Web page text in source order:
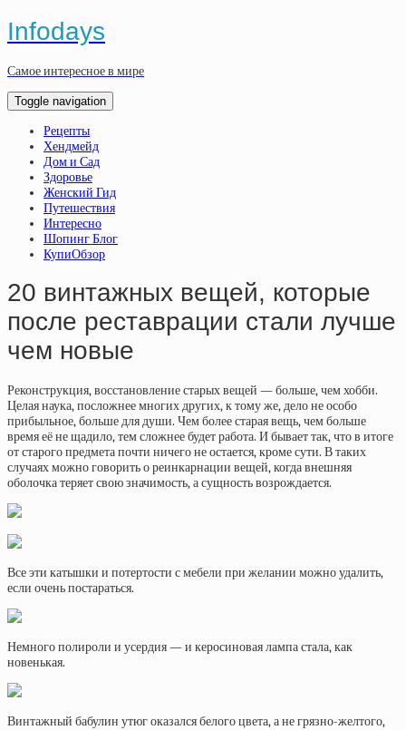
Infodays
Самое интересное в мире
Toggle navigation
Рецепты
Хендмейд
Дом и Сад
Здоровье
Женский Гид
Путешествия
Интересно
Шопинг Блог
КупиОбзор
20 винтажных вещей, которые
после реставрации стали лучше
чем новые
Реконструкция, восстановление старых вещей — больше, чем хобби.
Целая наука, посложнее многих других, к тому же, дело не особо
прибыльное, больше для души. Чем более старая вещь, чем больше
время её не щадило, тем сложнее будет работа. И бывает так, что в итоге
от старого предмета почти ничего не остается, кроме сути. В таких
случаях можно говорить о реинкарнации вещей, когда внешняя
оболочка теряет свою значимость, а сущность возрождается.
Все эти катышки и потертости с мебели при желании можно удалить,
если очень постараться.
Немного полироли и усердия — и керосиновая лампа стала, как
новенькая.
Винтажный бабулин утюг оказался белого цвета, а не грязно-желтого,